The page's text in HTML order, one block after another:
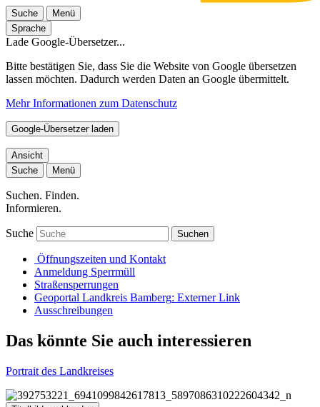
Suche
Menü
Sprache
Lade Google-Übersetzer...
Bitte bestätigen Sie, dass Sie die Website von Google übersetzen
lassen möchten. Dadurch werden Daten an Google übermittelt.
Mehr Informationen zum Datenschutz
Google-Übersetzer laden
Ansicht
Suche
Menü
Suchen. Finden.
Informieren.
Suche Suchen
Öffnungszeiten und Kontakt
Anmeldung Sperrmüll
Straßensperrungen
Geoportal Landkreis Bamberg: Externer Link
Ausschreibungen
Das könnte Sie auch interessieren
Portrait des Landkreises